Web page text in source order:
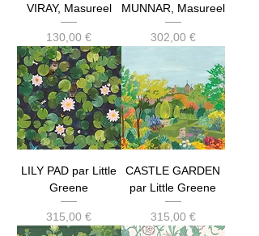
VIRAY, Masureel
Prix
130,00 €
MUNNAR, Masureel
Prix
302,00 €
LILY PAD par Little
Greene
Prix
315,00 €
CASTLE GARDEN
par Little Greene
Prix
315,00 €